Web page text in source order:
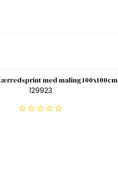
med maling 100x100cm
129923